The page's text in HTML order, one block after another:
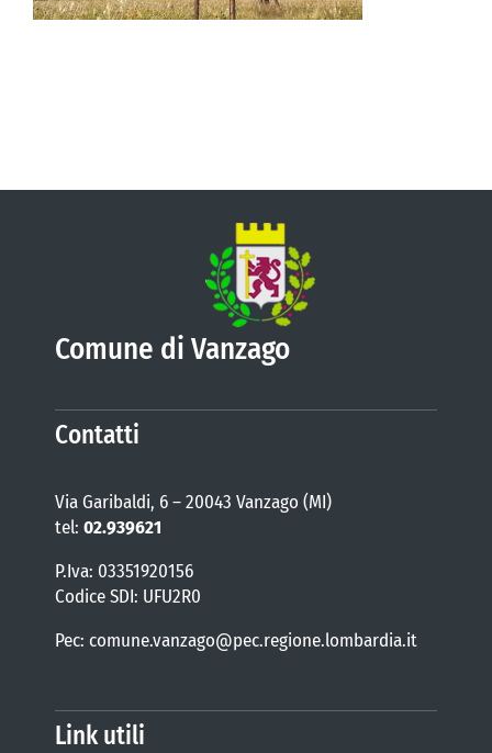
Comune di Vanzago
Contatti
Via Garibaldi, 6 – 20043 Vanzago (MI)
tel: 02.939621
P.Iva: 03351920156
Codice SDI: UFU2R0
Pec: comune.vanzago@pec.regione.lombardia.it
Link utili